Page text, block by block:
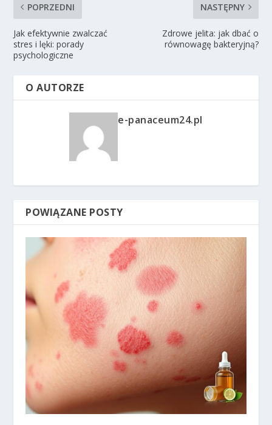
POPRZEDNI
Jak efektywnie zwalczać
stres i lęki: porady
psychologiczne
NASTĘPNY
Zdrowe jelita: jak dbać o
równowagę bakteryjną?
O AUTORZE
e-panaceum24.pl
POWIĄZANE POSTY